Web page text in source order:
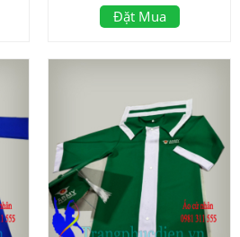
Đặt Mua